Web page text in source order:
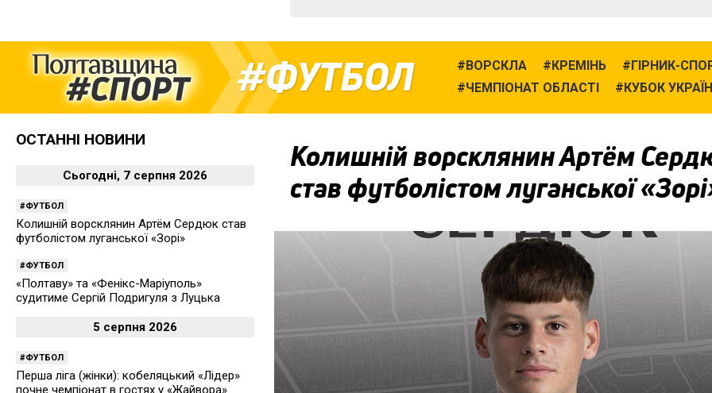
ФУТБОЛ ВОРСКЛА КРЕМІНЬ ГІРНИК-
ЧЕМПІОНАТ ОБЛАСТІ
КУБОК
Колишній ворсклянин Артём
став футболістом луганської
ОСТАННІ НОВИНИ
Сьогодні, 7 серпня 2026
ФУТБОЛ
Колишній ворсклянин Артём Сердюк став
футболістом луганської «Зорі»
ФУТБОЛ
«Полтаву» та «Фенікс-Маріуполь»
судитиме Сергій Подригуля з Луцька
5 серпня 2026
ФУТБОЛ
Перша ліга (жінки): кобеляцький «Лідер»
почне чемпіонат в гостях у «Жайвора»